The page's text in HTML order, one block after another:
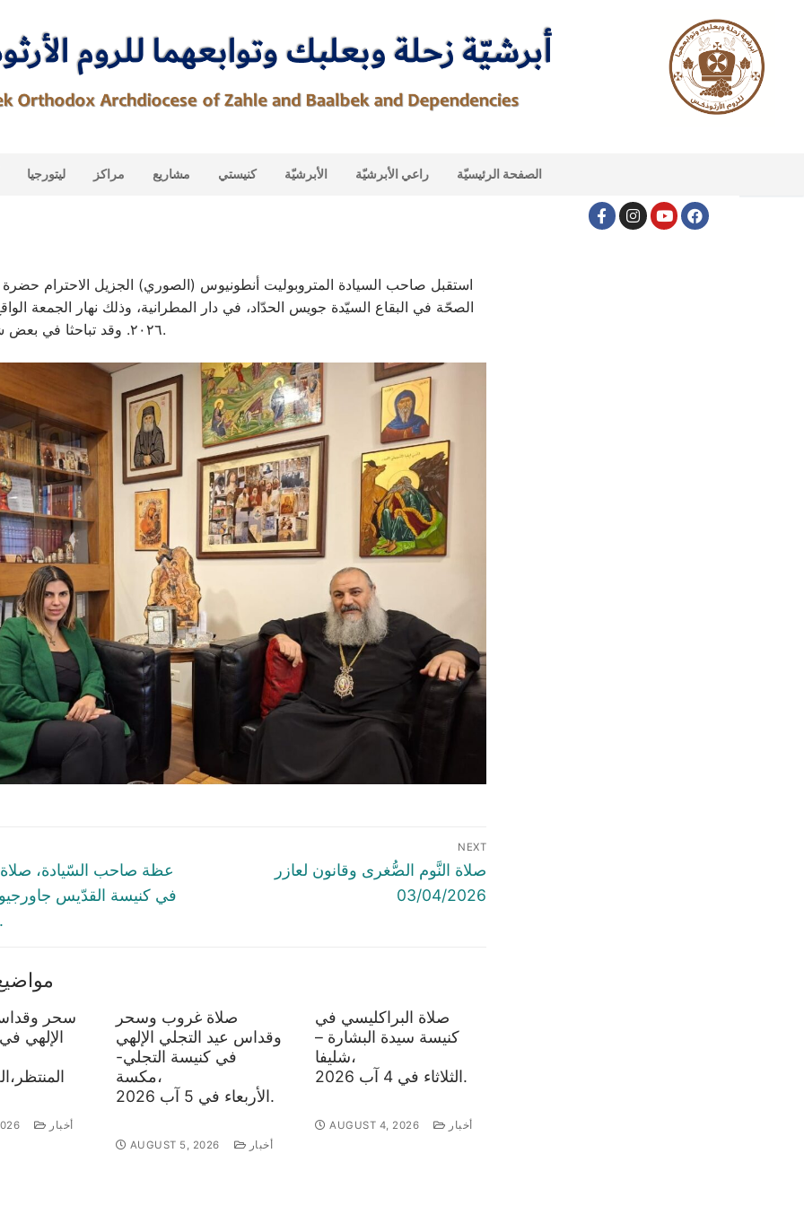
ليتورجيا مراكز مشاريع كنيستي الأبرشيّة راعي الأبرشيّة الصفحة الرئيسيّة
استقبل صاحب السيادة المتروبوليت أنطونيوس (الصوري) الجزيل الاحترام
٢٠٢٦. وقد تباحثا في بعض شؤون المنطقة.
عظة صاحب السّيادة، صلاة
نيسان 2026.
NEXT
Next
صلاة النَّوم الصُّغرى وقانون لعازر
03/04/2026
سحر
الإلهي
أخبار
صلاة غروب وسحر
وقداس عيد التجلي الإلهي
في كنيسة التجلي-
مكسة،
الأربعاء في 5 آب 2026.
AUGUST 5, 2026 أخبار
صلاة البراكليسي في
كنيسة سيدة البشارة –
شليفا،
الثلاثاء في 4 آب 2026.
AUGUST 4, 2026 أخبار